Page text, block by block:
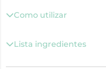
Como utilizar
Lista ingredientes